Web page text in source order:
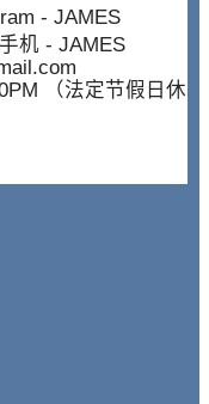
- JAMES
机 - JAMES
（法定节假日休